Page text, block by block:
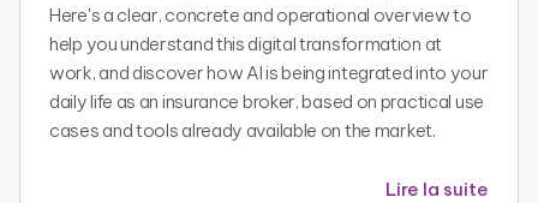
Here's a clear, concrete and operational overview to
help you understand this digital transformation at
work, and discover how AI is being integrated into your
daily life as an insurance broker, based on practical use
cases and tools already available on the market.
Lire la suite